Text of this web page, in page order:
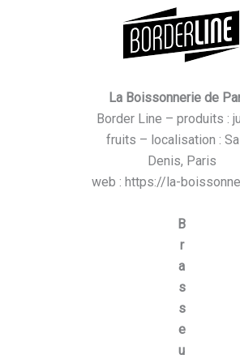
La Boissonnerie de
Border Line – produits :
fruits – localisation :
Denis, Paris
web : https://la-
B
r
a
s
s
e
u